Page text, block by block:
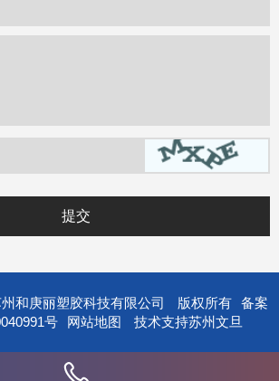
和庚丽塑胶科技有限公司 版权所有
备案
号
网站地图 技术支持苏州文旦